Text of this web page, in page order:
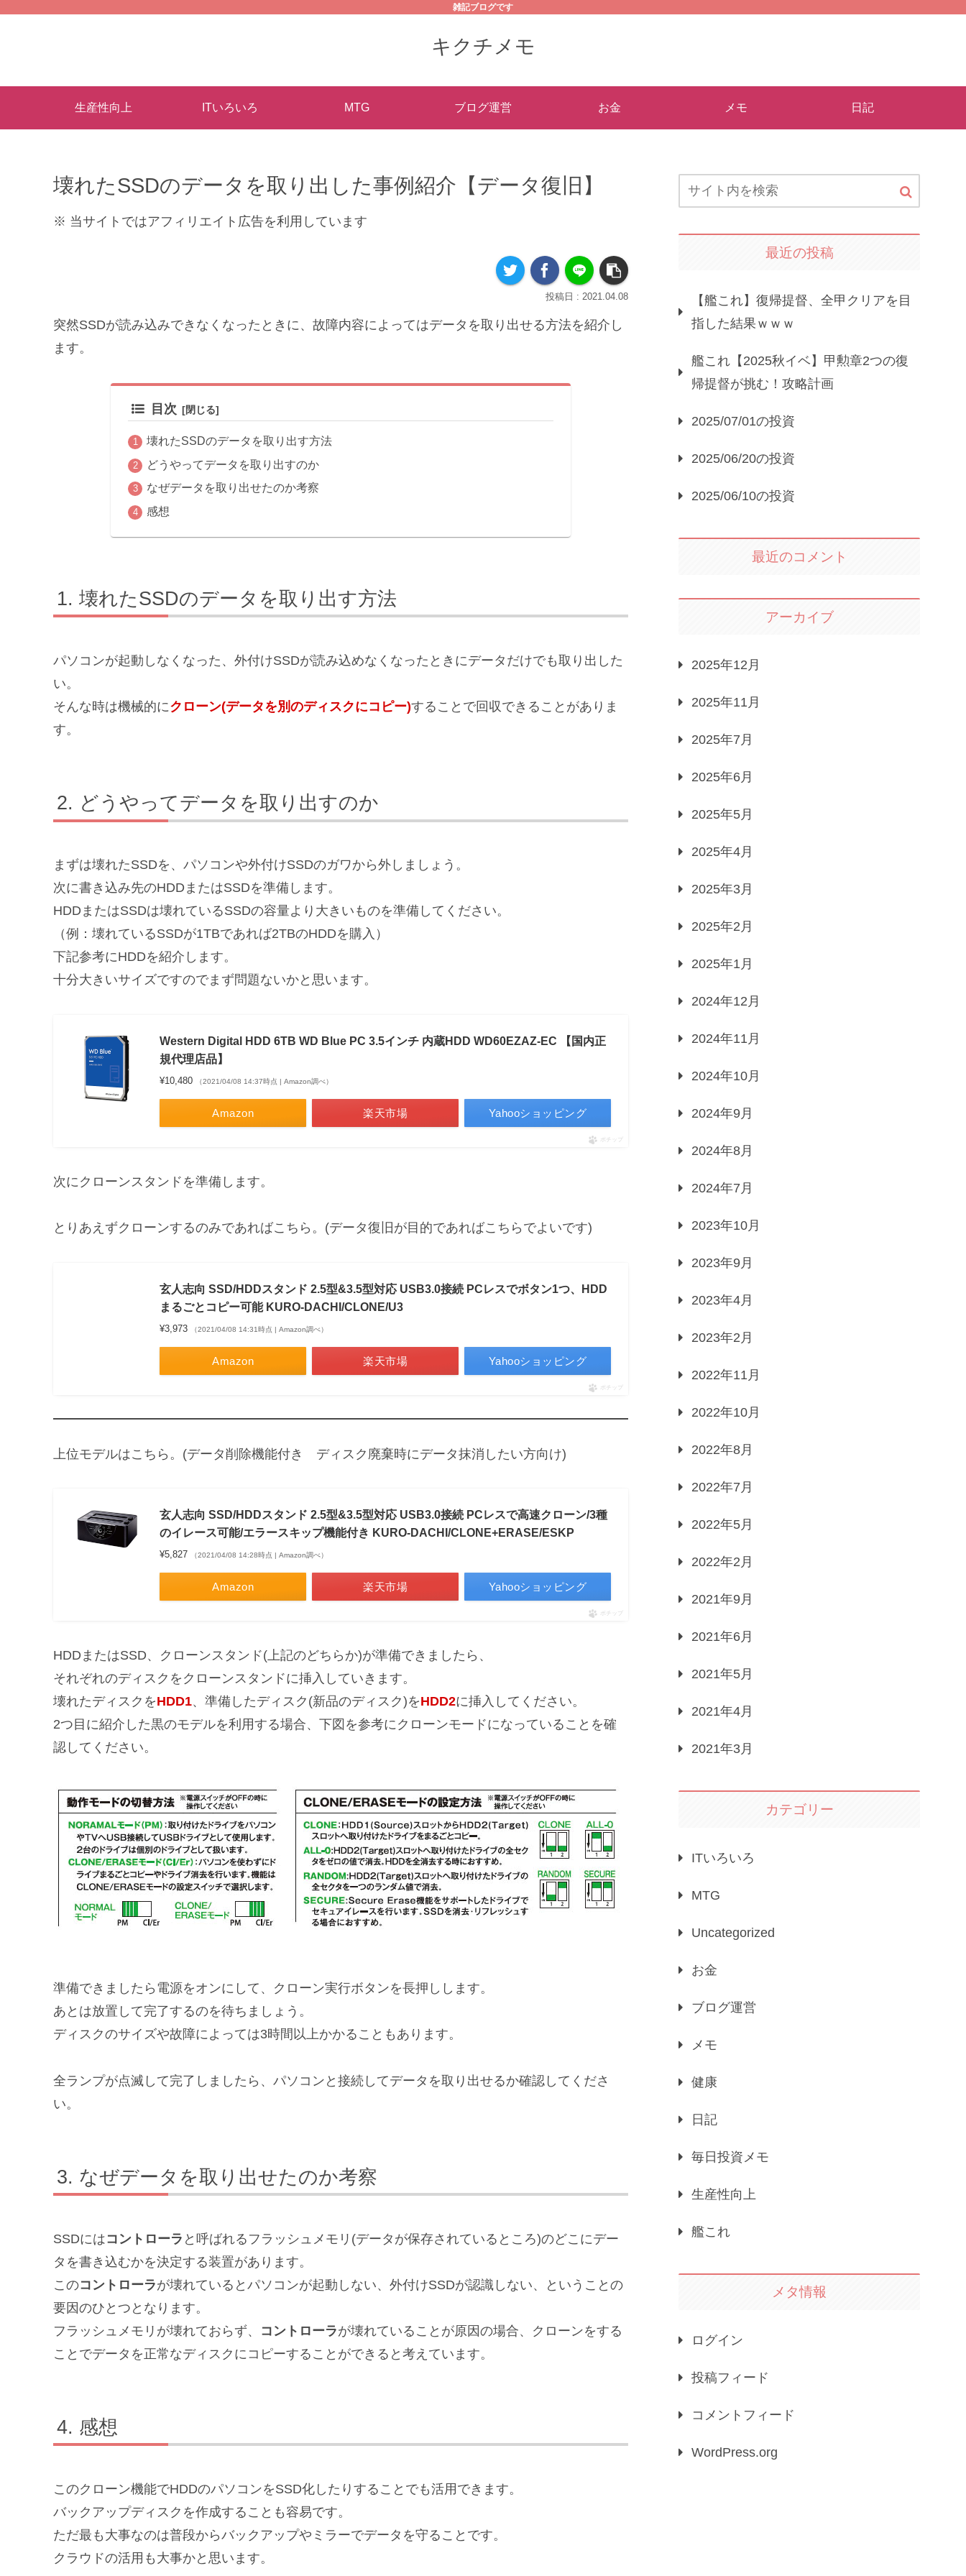
雑記ブログです
キクチメモ
生産性向上 ITいろいろ MTG ブログ運営 お金 メモ 日記
壊れたSSDのデータを取り出した事例紹介【データ復旧】
※ 当サイトではアフィリエイト広告を利用しています
2021.04.08
突然SSDが読み込みできなくなったときに、故障内容によってはデータを取り出せる方法を紹介し
ます。
目次
壊れたSSDのデータを取り出す方法
どうやってデータを取り出すのか
なぜデータを取り出せたのか考察
感想
壊れたSSDのデータを取り出す方法
パソコンが起動しなくなった、外付けSSDが読み込めなくなったときにデータだけでも取り出した
い。
そんな時は機械的にクローン(データを別のディスクにコピー)することで回収できることがありま
す。
どうやってデータを取り出すのか
まずは壊れたSSDを、パソコンや外付けSSDのガワから外しましょう。
次に書き込み先のHDDまたはSSDを準備します。
HDDまたはSSDは壊れているSSDの容量より大きいものを準備してください。
（例：壊れているSSDが1TBであれば2TBのHDDを購入）
下記参考にHDDを紹介します。
十分大きいサイズですのでまず問題ないかと思います。
Western Digital HDD 6TB WD Blue PC 3.5インチ 内蔵HDD WD60EZAZ-EC 【国内正
規代理店品】
¥10,480 （2021/04/08 14:37時点 | Amazon調べ）
Amazon 楽天市場 Yahooショッピング
ポチップ
次にクローンスタンドを準備します。
とりあえずクローンするのみであればこちら。(データ復旧が目的であればこちらでよいです)
玄人志向 SSD/HDDスタンド 2.5型&3.5型対応 USB3.0接続 PCレスでボタン1つ、HDD
まるごとコピー可能 KURO-DACHI/CLONE/U3
¥3,973 （2021/04/08 14:31時点 | Amazon調べ）
Amazon 楽天市場 Yahooショッピング
ポチップ
上位モデルはこちら。(データ削除機能付き ディスク廃棄時にデータ抹消したい方向け)
玄人志向 SSD/HDDスタンド 2.5型&3.5型対応 USB3.0接続 PCレスで高速クローン/3種
のイレース可能/エラースキップ機能付き KURO-DACHI/CLONE+ERASE/ESKP
¥5,827 （2021/04/08 14:28時点 | Amazon調べ）
Amazon 楽天市場 Yahooショッピング
ポチップ
HDDまたはSSD、クローンスタンド(上記のどちらか)が準備できましたら、
それぞれのディスクをクローンスタンドに挿入していきます。
壊れたディスクをHDD1、準備したディスク(新品のディスク)をHDD2に挿入してください。
2つ目に紹介した黒のモデルを利用する場合、下図を参考にクローンモードになっていることを確
認してください。
準備できましたら電源をオンにして、クローン実行ボタンを長押しします。
あとは放置して完了するのを待ちましょう。
ディスクのサイズや故障によっては3時間以上かかることもあります。
全ランプが点滅して完了しましたら、パソコンと接続してデータを取り出せるか確認してくださ
い。
なぜデータを取り出せたのか考察
SSDにはコントローラ と呼ばれるフラッシュメモリ(データが保存されているところ)のどこにデー
タを書き込むかを決定する装置があります。
このコントローラが壊れているとパソコンが起動しない、外付けSSDが認識しない、ということの
要因のひとつとなります。
フラッシュメモリが壊れておらず、 コントローラが壊れていることが原因の場合、クローンをする
ことでデータを正常なディスクにコピーすることができると考えています。
感想
このクローン機能でHDDのパソコンをSSD化したりすることでも活用できます。
バックアップディスクを作成することも容易です。
ただ最も大事なのは普段からバックアップやミラーでデータを守ることです。
クラウドの活用も大事かと思います。
最近の投稿
【艦これ】復帰提督、全甲クリアを目
指した結果ｗｗｗ
艦これ【2025秋イベ】甲勲章2つの復
帰提督が挑む！攻略計画
2025/07/01の投資
2025/06/20の投資
2025/06/10の投資
最近のコメント
アーカイブ
2025年12月
2025年11月
2025年7月
2025年6月
2025年5月
2025年4月
2025年3月
2025年2月
2025年1月
2024年12月
2024年11月
2024年10月
2024年9月
2024年8月
2024年7月
2023年10月
2023年9月
2023年4月
2023年2月
2022年11月
2022年10月
2022年8月
2022年7月
2022年5月
2022年2月
2021年9月
2021年6月
2021年5月
2021年4月
2021年3月
カテゴリー
ITいろいろ
MTG
Uncategorized
お金
ブログ運営
メモ
健康
日記
毎日投資メモ
生産性向上
艦これ
メタ情報
ログイン
投稿フィード
コメントフィード
WordPress.org